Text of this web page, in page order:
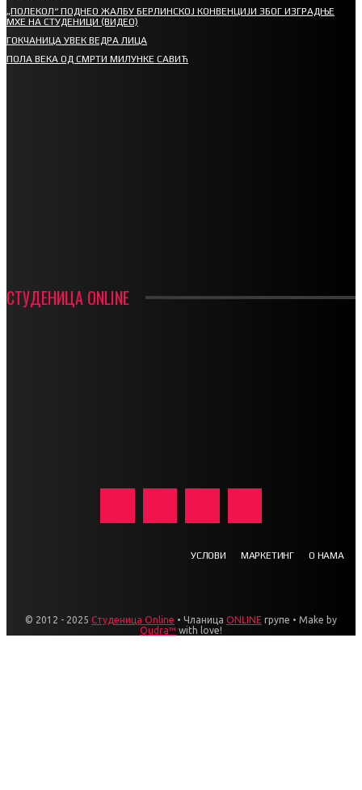
„ПОЛЕКОЛ“ ПОДНЕО ЖАЛБУ БЕРЛИНСКОЈ КОНВЕНЦИЈИ ЗБОГ ИЗГРАДЊЕ
МХЕ НА СТУДЕНИЦИ (ВИДЕО)
ГОКЧАНИЦА УВЕК ВЕДРА ЛИЦА
ПОЛА ВЕКА ОД СМРТИ МИЛУНКЕ САВИЋ
СТУДЕНИЦА ONLINE
УСЛОВИ МАРКЕТИНГ О НАМА
© 2012 - 2025 Студеница Online • Чланица ONLINE групе • Make by
Qudra™ with love!